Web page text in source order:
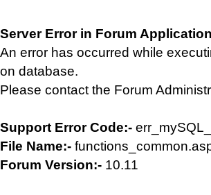
Server Error in Forum Application
An error has occurred while
on database.
Please contact the Forum
Support Error Code:-
File Name:-
Forum Version:- 10.11